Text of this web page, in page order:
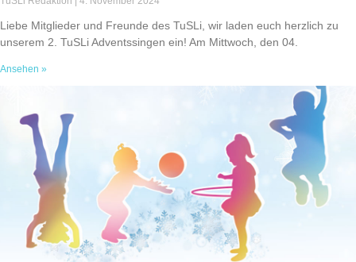
Liebe Mitglieder und Freunde des TuSLi, wir laden euch herzlich zu
unserem 2. TuSLi Adventssingen ein! Am Mittwoch, den 04.
Ansehen »